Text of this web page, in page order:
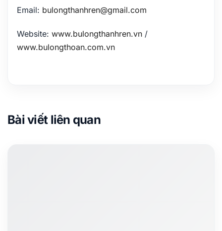
Email: bulongthanhren@gmail.com
Website: www.bulongthanhren.vn /
www.bulongthoan.com.vn
Bài viết liên quan